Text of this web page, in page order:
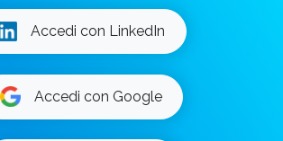
Accedi con LinkedIn
Accedi con Google